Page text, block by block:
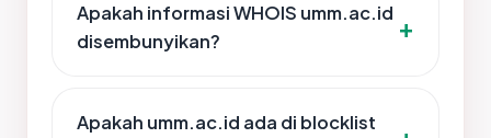
Apakah informasi WHOIS umm.ac.id
disembunyikan?
Apakah umm.ac.id ada di blocklist